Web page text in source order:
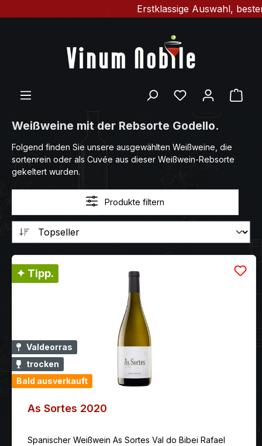
Erstklassige Auswahl,
Du hast 0
Weißweine mit der Rebsorte Godello.
Folgend finden Sie unsere ausgewählten Weißweine, die
sortenrein oder als Cuvée aus dieser Weißwein-Rebsorte
gekeltert wurden.
Produkte filtern
✦ Tipp.
Valdeorras
trocken
Bald ausverkauft
As Sortes 2020
Spanischer Weißwein As Sortes Val do Bibei Rafael